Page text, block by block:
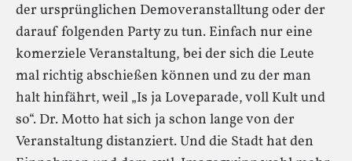
der ursprünglichen Demoveranstalltung oder der
darauf folgenden Party zu tun. Einfach nur eine
komerziele Veranstaltung, bei der sich die Leute
mal richtig abschießen können und zu der man
halt hinfährt, weil „Is ja Loveparade, voll Kult und
so“. Dr. Motto hat sich ja schon lange von der
Veranstaltung distanziert. Und die Stadt hat den